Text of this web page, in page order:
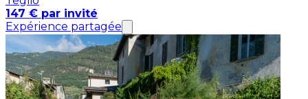
147 € par invité
Expérience partagée